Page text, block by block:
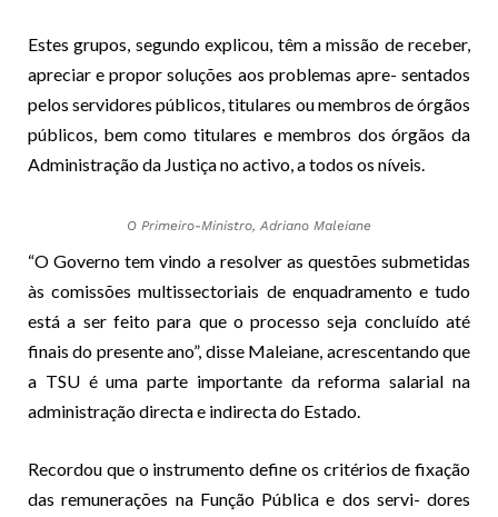
Estes grupos, segundo explicou, têm a missão de receber,
apreciar e propor soluções aos problemas apre- sentados
pelos servidores públicos, titulares ou membros de órgãos
públicos, bem como titulares e membros dos órgãos da
Administração da Justiça no activo, a todos os níveis.
O Primeiro-Ministro, Adriano Maleiane
“O Governo tem vindo a resolver as questões submetidas
às comissões multissectoriais de enquadramento e tudo
está a ser feito para que o processo seja concluído até
finais do presente ano”, disse Maleiane, acrescentando que
a TSU é uma parte importante da reforma salarial na
administração directa e indirecta do Estado.
Recordou que o instrumento define os critérios de fixação
das remunerações na Função Pública e dos servi- dores